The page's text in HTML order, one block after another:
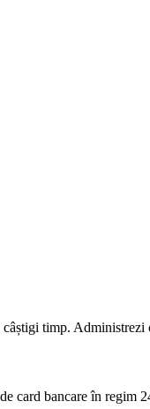
timp.
card bancare în regim